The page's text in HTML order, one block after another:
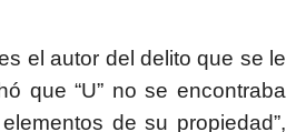
el autor del delito que se le
que “U” no se encontraba
de su propiedad”,